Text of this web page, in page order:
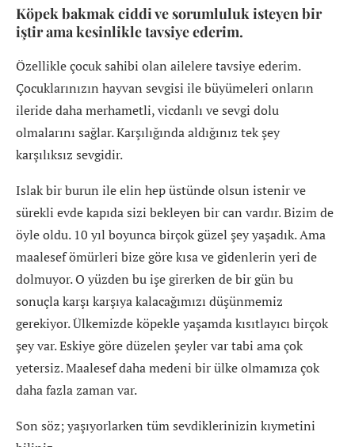
Köpek bakmak ciddi ve sorumluluk isteyen bir
iştir ama kesinlikle tavsiye ederim.
Özellikle çocuk sahibi olan ailelere tavsiye ederim.
Çocuklarınızın hayvan sevgisi ile büyümeleri onların
ileride daha merhametli, vicdanlı ve sevgi dolu
olmalarını sağlar. Karşılığında aldığınız tek şey
karşılıksız sevgidir.
Islak bir burun ile elin hep üstünde olsun istenir ve
sürekli evde kapıda sizi bekleyen bir can vardır. Bizim de
öyle oldu. 10 yıl boyunca birçok güzel şey yaşadık. Ama
maalesef ömürleri bize göre kısa ve gidenlerin yeri de
dolmuyor. O yüzden bu işe girerken de bir gün bu
sonuçla karşı karşıya kalacağımızı düşünmemiz
gerekiyor. Ülkemizde köpekle yaşamda kısıtlayıcı birçok
şey var. Eskiye göre düzelen şeyler var tabi ama çok
yetersiz. Maalesef daha medeni bir ülke olmamıza çok
daha fazla zaman var.
Son söz; yaşıyorlarken tüm sevdiklerinizin kıymetini